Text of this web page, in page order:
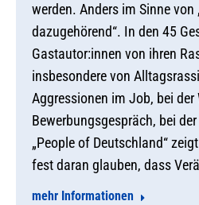
werden. Anders im Sinne
dazugehörend“. In den 45
Gastautor:innen von ihren
insbesondere von
Aggressionen im Job, bei
Bewerbungsgespräch, bei
„People of Deutschland“
fest daran glauben, dass
mehr Informationen